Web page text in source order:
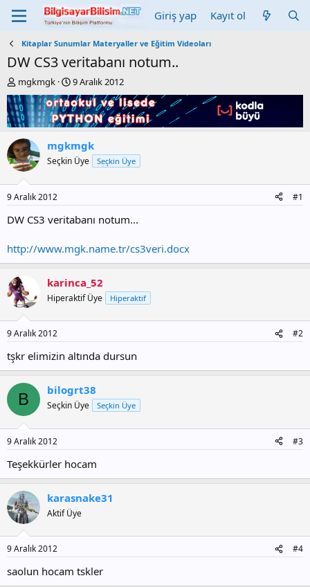
Giriş yap Kayıt ol
Kitaplar Sunumlar Materyaller ve Eğitim Videoları
DW CS3 veritabanı notum..
K
o
n
b
u
y
u
b
a
ş
l
a
a
n
mgkmgk
B
a
ş
l
a
n
g
a
r
i
9 Aralık 2012
mgkmgk
Seçkin Üye Seçkin Üye
9 Aralık 2012 #1
DW CS3 veritabanı notum...
http://www.mgk.name.tr/cs3veri.docx
karinca_52
Hiperaktif Üye Hiperaktif
9 Aralık 2012 #2
tşkr elimizin altında dursun
B bilogrt38
Seçkin Üye Seçkin Üye
9 Aralık 2012 #3
Teşekkürler hocam
karasnake31
Aktif Üye
9 Aralık 2012 #4
saolun hocam tskler